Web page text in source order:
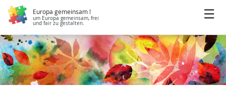
Europa gemeinsam !
um Europa gemeinsam, frei
und fair zu gestalten.